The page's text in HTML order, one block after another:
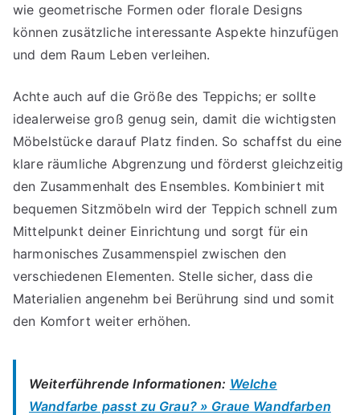
wie geometrische Formen oder florale Designs
können zusätzliche interessante Aspekte hinzufügen
und dem Raum Leben verleihen.
Achte auch auf die Größe des Teppichs; er sollte
idealerweise groß genug sein, damit die wichtigsten
Möbelstücke darauf Platz finden. So schaffst du eine
klare räumliche Abgrenzung und förderst gleichzeitig
den Zusammenhalt des Ensembles. Kombiniert mit
bequemen Sitzmöbeln wird der Teppich schnell zum
Mittelpunkt deiner Einrichtung und sorgt für ein
harmonisches Zusammenspiel zwischen den
verschiedenen Elementen. Stelle sicher, dass die
Materialien angenehm bei Berührung sind und somit
den Komfort weiter erhöhen.
Weiterführende Informationen: Welche
Wandfarbe passt zu Grau? » Graue Wandfarben